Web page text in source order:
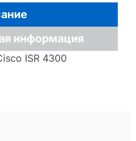
информация
ISR 4300